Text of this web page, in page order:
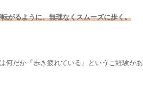
がるように、無理なくスムーズに歩く。
何だか『歩き疲れている』というご経験があ